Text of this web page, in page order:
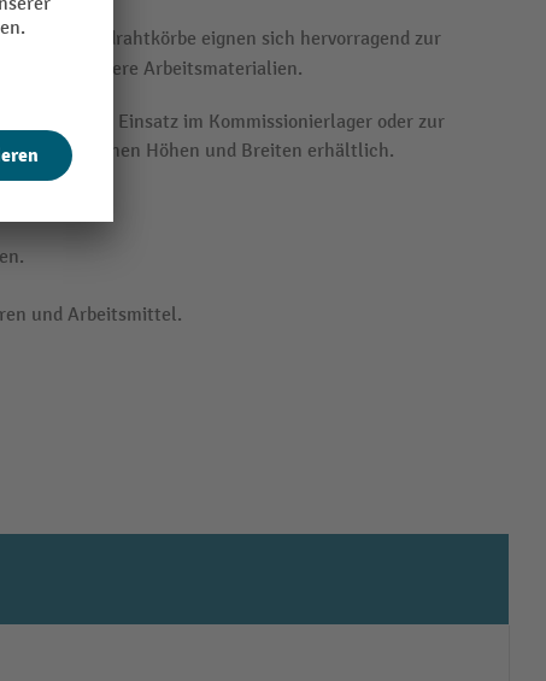
Stahldrahtkörbe eignen sich hervorragend zur
und andere Arbeitsmaterialien.
für den Einsatz im Kommissionierlager oder zur
verschiedenen Höhen und Breiten erhältlich.
und Arbeitsmittel.